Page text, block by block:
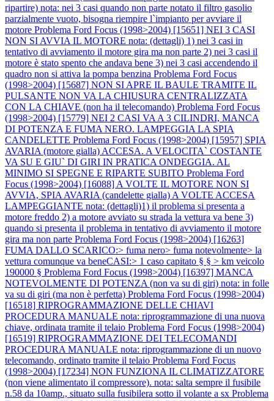
ripartire) nota: nei 3 casi quando non parte notato il filtro gasolio
parzialmente vuoto, bisogna riempire l`impianto per avviare il
motore Problema Ford Focus (1998>2004) [15651] NEI 3 CASI
NON SI AVVIA IL MOTORE nota: (dettagli) 1) nei 3 casi in
tentativo di avviamento il motore gira ma non parte 2) nei 3 casi il
motore è stato spento che andava bene 3) nei 3 casi accendendo il
quadro non si attiva la pompa benzina Problema Ford Focus
(1998>2004) [15687] NON SI APRE IL BAULE TRAMITE IL
PULSANTE NON VA LA CHIUSURA CENTRALIZZATA
CON LA CHIAVE (non ha il telecomando) Problema Ford Focus
(1998>2004) [15779] NEI 2 CASI VA A 3 CILINDRI, MANCA
DI POTENZA E FUMA NERO. LAMPEGGIA LA SPIA
CANDELETTE Problema Ford Focus (1998>2004) [15957] SPIA
AVARIA (motore gialla) ACCESA. A VELOCITA` COSTANTE
VA SU E GIU` DI GIRI IN PRATICA ONDEGGIA. AL
MINIMO SI SPEGNE E RIPARTE SUBITO Problema Ford
Focus (1998>2004) [16088] A VOLTE IL MOTORE NON SI
AVVIA, SPIA AVARIA (candelette gialla) A VOLTE ACCESA
LAMPEGGIANTE nota: (dettagli)1) il problema si presenta a
motore freddo 2) a motore avviato su strada la vettura va bene 3)
quando si presenta il problema in tentativo di avviamento il motore
gira ma non parte Problema Ford Focus (1998>2004) [16263]
FUMA DALLO SCARICO:> fuma nero> fuma notevolmente> la
vettura comunque va beneCASI:> 1 caso capitato § § > km veicolo
190000 § Problema Ford Focus (1998>2004) [16397] MANCA
NOTEVOLMENTE DI POTENZA (non va su di giri) nota: in folle
va su di giri (ma non è perfetta) Problema Ford Focus (1998>2004)
[16518] RIPROGRAMMAZIONE DELLE CHIAVI
PROCEDURA MANUALE nota: riprogrammazione di una nuova
chiave, ordinata tramite il telaio Problema Ford Focus (1998>2004)
[16519] RIPROGRAMMAZIONE DEI TELECOMANDI
PROCEDURA MANUALE nota: riprogrammazione di un nuovo
telecomando, ordinato tramite il telaio Problema Ford Focus
(1998>2004) [17234] NON FUNZIONA IL CLIMATIZZATORE
(non viene alimentato il compressore). nota: salta sempre il fusibile
n.58 da 10amp., situato sulla fusibilera sotto il volante a sx Problema